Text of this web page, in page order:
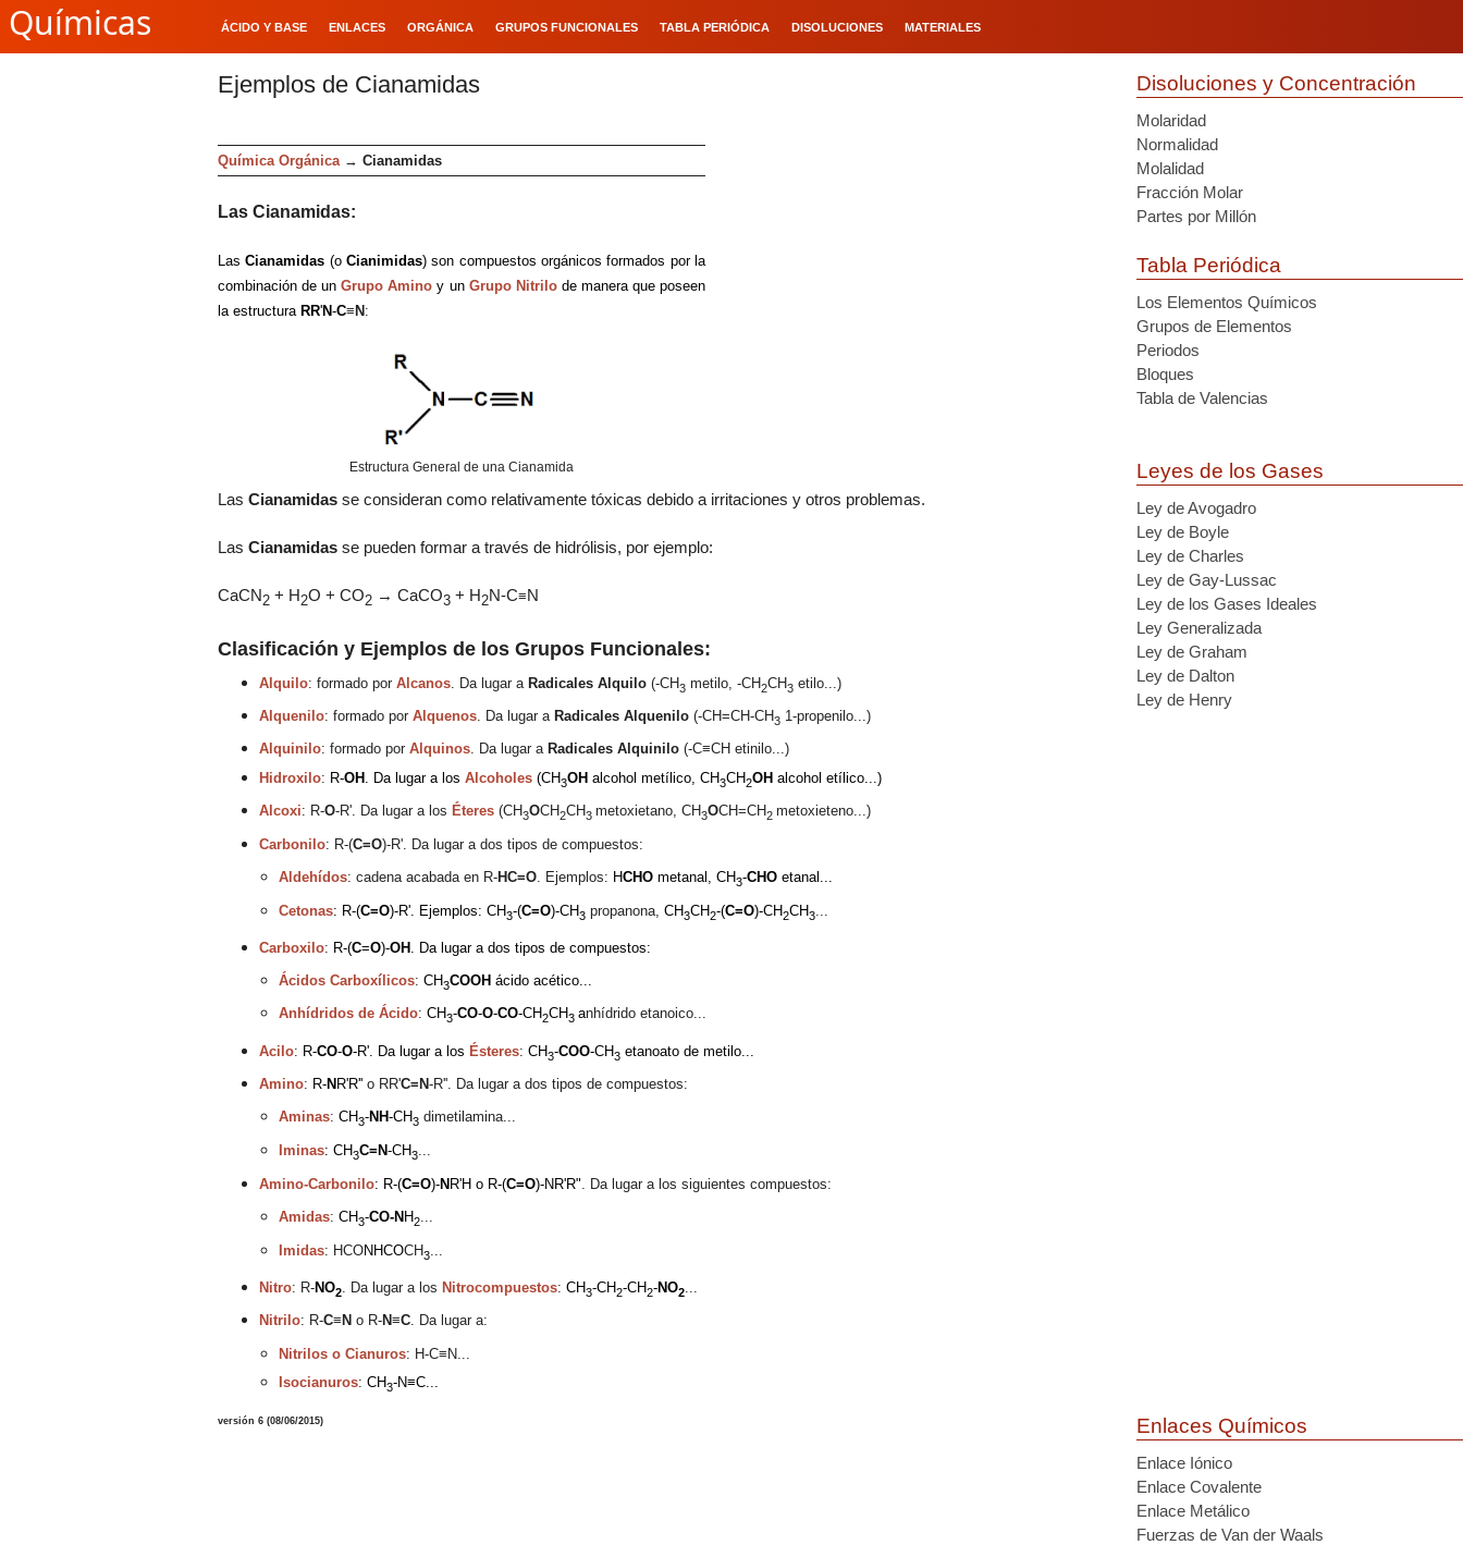
Químicas ÁCIDO Y BASE ENLACES ORGÁNICA GRUPOS FUNCIONALES TABLA PERIÓDICA DISOLUCIONES MATERIALES
Ejemplos de Cianamidas
Química Orgánica → Cianamidas
Las Cianamidas:
LasCianamidas (oCianimidas) son compuestos orgánicos formados por la
combinación de un Grupo Amino y un Grupo Nitrilode manera que poseen
la estructura RR'N-C≡N:
Estructura General de una Cianamida
Las Cianamidas se consideran como relativamente tóxicas debido a irritaciones y otros problemas.
Las Cianamidas se pueden formar a través de hidrólisis, por ejemplo:
CaCN2 + H2O + CO2 → CaCO3 + H2N-C≡N
Clasificación y Ejemplos de los Grupos Funcionales:
Alquilo: formado por Alcanos. Da lugar a Radicales Alquilo (-CH3metilo, -CH2CH3etilo... )
Alquenilo: formado por Alquenos. Da lugar a Radicales Alquenilo (-CH=CH-CH31-propenilo... )
Alquinilo: formado por Alquinos. Da lugar a Radicales Alquinilo (-C≡CH etinilo...)
Hidroxilo: R-OH . Da lugar a los Alcoholes (CH3OH alcohol metílico, CH3CH2OH alcohol etílico...)
Alcoxi: R-O-R'. Da lugar a los Éteres(CH3OCH2CH3 metoxietano, CH3OCH=CH2 metoxieteno...)
Carbonilo: R-(C=O)-R'. Da lugar a dos tipos de compuestos:
Aldehídos: cadena acabada en R-HC=O. Ejemplos: HCHO metanal, CH3-CHO etanal...
Cetonas: R-(C=O)-R'. Ejemplos: CH3-(C=O)-CH3 propanona, CH3CH2-(C=O)-CH2CH3
Carboxilo: R-(C=O)-OH. Da lugar a dos tipos de compuestos:
Ácidos Carboxílicos: CH3COOH ácido acético...
Anhídridos de Ácido: CH3-CO-O-CO-CH2CH3 anhídrido etanoico...
Acilo: R-CO-O-R'. Da lugar a los Ésteres: CH3-COO-CH3etanoato de metilo...
Amino: R-N R'R''o RR'C=N-R''. Da lugar a dos tipos de compuestos:
Aminas: CH3-NH-CH3 dimetilamina...
Iminas: CH3C=N-CH3
Amino-Carbonilo: R-(C=O)-N R'H oR-(C=O)-NR'R" . Da lugar a los siguientes compuestos:
Amidas: CH3-CO-N H2...
Imidas: HCONHCOCH3
Nitro: R-NO2. Da lugar a los Nitrocompuestos: CH3-CH2-CH2-NO2...
Nitrilo: R-C≡ N o R-N≡C. Da lugar a:
Nitrilos o Cianuros: H-C≡N...
Isocianuros: CH3-N≡C...
versión 6 (08/06/2015)
Disoluciones y Concentración
Molaridad
Normalidad
Molalidad
Fracción Molar
Partes por Millón
Tabla Periódica
Los Elementos Químicos
Grupos de Elementos
Periodos
Bloques
Tabla de Valencias
Leyes de los Gases
Ley de Avogadro
Ley de Boyle
Ley de Charles
Ley de Gay-Lussac
Ley de los Gases Ideales
Ley Generalizada
Ley de Graham
Ley de Dalton
Ley de Henry
Enlaces Químicos
Enlace Iónico
Enlace Covalente
Enlace Metálico
Fuerzas de Van der Waals